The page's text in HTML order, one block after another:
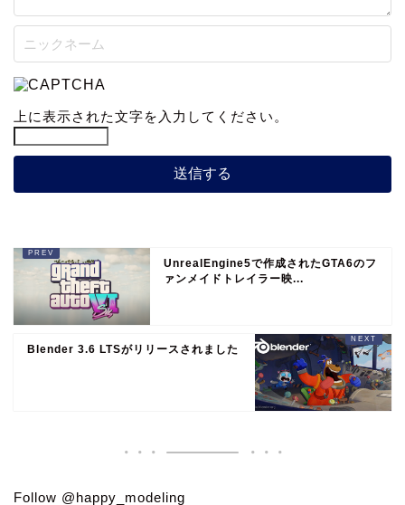
上に表示された文字を入力してください。
UnrealEngine5で作成されたGTA6のフ
ァンメイドトレイラー映...
Blender 3.6 LTSがリリースされました
Follow @happy_modeling